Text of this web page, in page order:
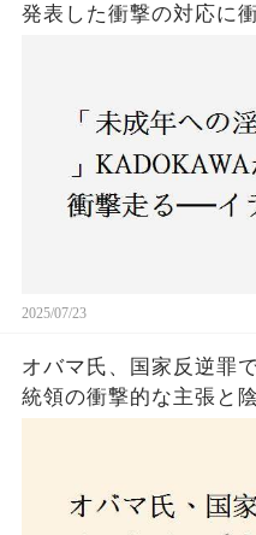
発表した衝撃の対応に
2025/07/23
オバマ氏、国家反逆罪
統領の衝撃的な主張と